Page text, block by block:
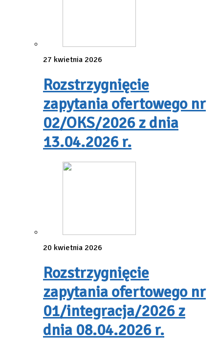
27 kwietnia 2026
Rozstrzygnięcie
zapytania ofertowego nr
02/OKS/2026 z dnia
13.04.2026 r.
20 kwietnia 2026
Rozstrzygnięcie
zapytania ofertowego nr
01/integracja/2026 z
dnia 08.04.2026 r.